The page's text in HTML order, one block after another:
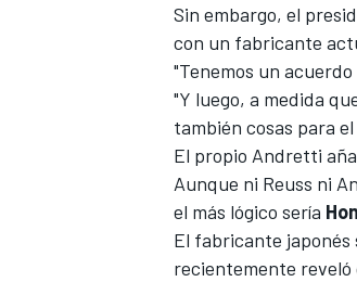
FÓRMULA E
Sin embargo, el
con un fabricante
"Tenemos un
"Y luego, a medida
también cosas para
El propio Andretti
Aunque ni Reuss ni
el más lógico sería
El fabricante japonés
recientemente reveló